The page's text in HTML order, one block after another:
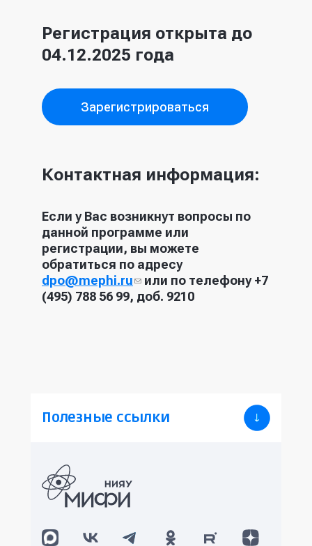
Регистрация открыта до
04.12.2025 года
Зарегистрироваться
Контактная информация:
Если у Вас возникнут вопросы по
данной программе или
регистрации, вы можете
обратиться по адресу
dpo@mephi.ru(ссылка для
отправки email)
или по телефону +7
(495) 788 56 99, доб. 9210
Полезные ссылки